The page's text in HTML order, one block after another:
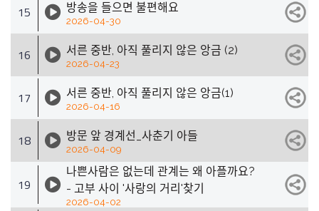
15 방송을 들으면 불편해요
2026-04-30
16 서른 중반, 아직 풀리지 않은 앙금 (2)
2026-04-23
17 서른 중반, 아직 풀리지 않은 앙금(1)
2026-04-16
18 방문 앞 경계선_사춘기 아들
2026-04-09
19
나쁜사람은 없는데 관계는 왜 아플까요?
- 고부 사이 '사랑의 거리'찾기
2026-04-02